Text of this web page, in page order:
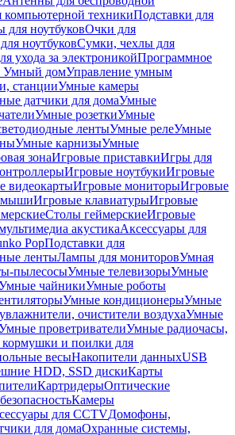
компьютерной техникиПодставки для
для ноутбуковОчки для
ноутбуковСумки, чехлы для
ухода за электроникойПрограммное
Умный домУправление умным
станцииУмные камеры
датчики для домаУмные
Умные розеткиУмные
лентыУмные релеУмные
Умные карнизыУмные
зонаИгровые приставкиИгры для
Игровые ноутбукиИгровые
видеокартыИгровые мониторыИгровые
мышиИгровые клавиатурыИгровые
Столы геймерскиеИгровые
акустикаАксессуары для
PopПодставки для
лентыЛампы для мониторовУмная
пылесосыУмные телевизорыУмные
чайникиУмные роботы
Умные кондиционерыУмные
очистители воздухаУмные
проветривателиУмные радиочасы,
и поилки для
весыНакопители данныхUSB
HDD, SSD дискиКарты
КартридерыОптические
Камеры
для CCTVДомофоны,
для домаОхранные системы,